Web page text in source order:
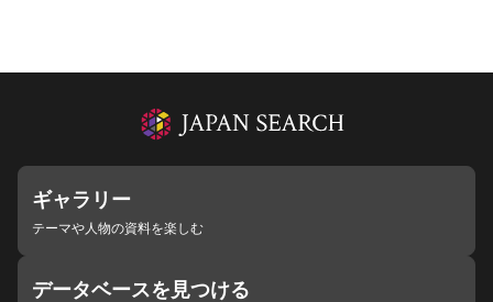
ギャラリー
テーマや人物の資料を楽しむ
データベースを見つける